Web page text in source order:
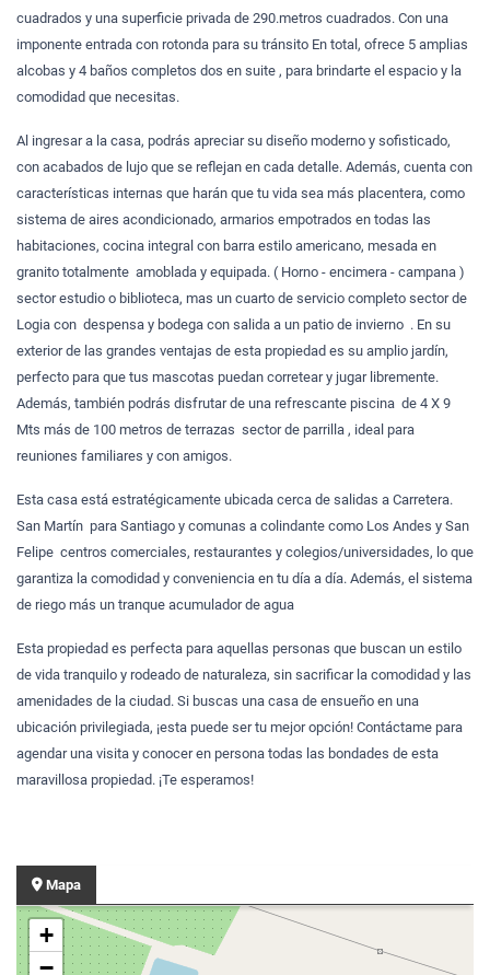
cuadrados y una superficie privada de 290.metros cuadrados. Con una
imponente entrada con rotonda para su tránsito En total, ofrece 5 amplias
alcobas y 4 baños completos dos en suite , para brindarte el espacio y la
comodidad que necesitas.
Al ingresar a la casa, podrás apreciar su diseño moderno y sofisticado,
con acabados de lujo que se reflejan en cada detalle. Además, cuenta con
características internas que harán que tu vida sea más placentera, como
sistema de aires acondicionado, armarios empotrados en todas las
habitaciones, cocina integral con barra estilo americano, mesada en
granito totalmente amoblada y equipada. ( Horno - encimera - campana )
sector estudio o biblioteca, mas un cuarto de servicio completo sector de
Logia con despensa y bodega con salida a un patio de invierno . En su
exteriorde las grandes ventajas de esta propiedad es su amplio jardín,
perfecto para que tus mascotas puedan corretear y jugar libremente.
Además, también podrás disfrutar de una refrescante piscina de 4 X 9
Mts más de 100 metros de terrazas sector de parrilla , ideal para
reuniones familiares y con amigos.
Esta casa está estratégicamente ubicada cerca de salidas a Carretera.
San Martín para Santiago y comunas a colindante como Los Andes y San
Felipe centros comerciales, restaurantes y colegios/universidades, lo que
garantiza la comodidad y conveniencia en tu día a día. Además, el sistema
de riego más un tranque acumulador de agua
Esta propiedad es perfecta para aquellas personas que buscan un estilo
de vida tranquilo y rodeado de naturaleza, sin sacrificar la comodidad y las
amenidades de la ciudad. Si buscas una casa de ensueño en una
ubicación privilegiada, ¡esta puede ser tu mejor opción! Contáctame para
agendar una visita y conocer en persona todas las bondades de esta
maravillosa propiedad. ¡Te esperamos!
Mapa
+
−